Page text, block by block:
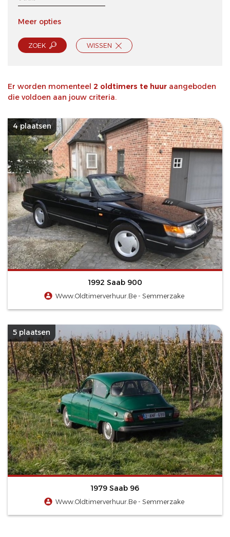
Meer opties
ZOEK WISSEN
Er worden momenteel 2 oldtimers te huur aangeboden
die voldoen aan jouw criteria.
4 plaatsen
1992 Saab 900
Www.Oldtimerverhuur.Be - Semmerzake
5 plaatsen
1979 Saab 96
Www.Oldtimerverhuur.Be - Semmerzake